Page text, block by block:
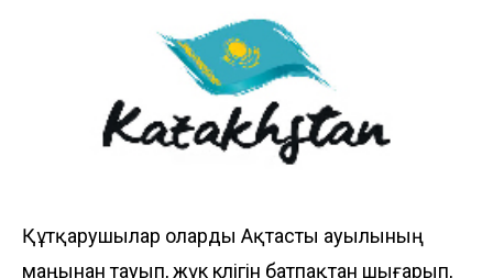
Құтқарушылар оларды Ақтасты ауылының
маңынан тауып, жүк көлігін батпақтан шығарып,